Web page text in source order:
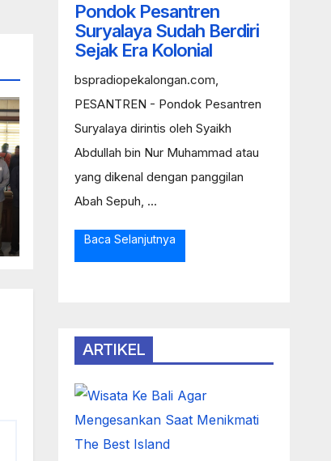
Pondok Pesantren
Suryalaya Sudah Berdiri
Sejak Era Kolonial
bspradiopekalongan.com,
PESANTREN - Pondok Pesantren
Suryalaya dirintis oleh Syaikh
Abdullah bin Nur Muhammad atau
yang dikenal dengan panggilan
Abah Sepuh, ...
Baca Selanjutnya
ARTIKEL